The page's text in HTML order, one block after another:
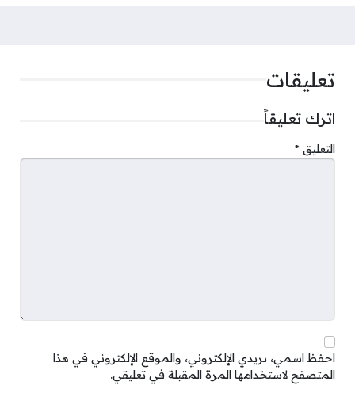
تعليقات
اترك تعليقاً
التعليق *
احفظ اسمي، بريدي الإلكتروني، والموقع الإلكتروني في هذا
المتصفح لاستخدامها المرة المقبلة في تعليقي.